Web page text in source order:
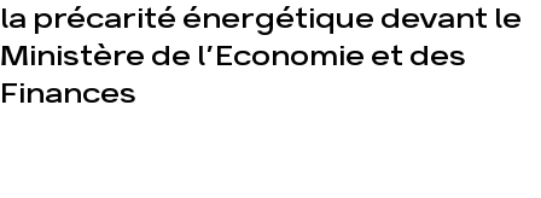
monde
Nos alliés
Je soutiens les Amis
de la Terre
campagnes
la précarité énergétique devant le
Ministère de l’Economie et des
Finances